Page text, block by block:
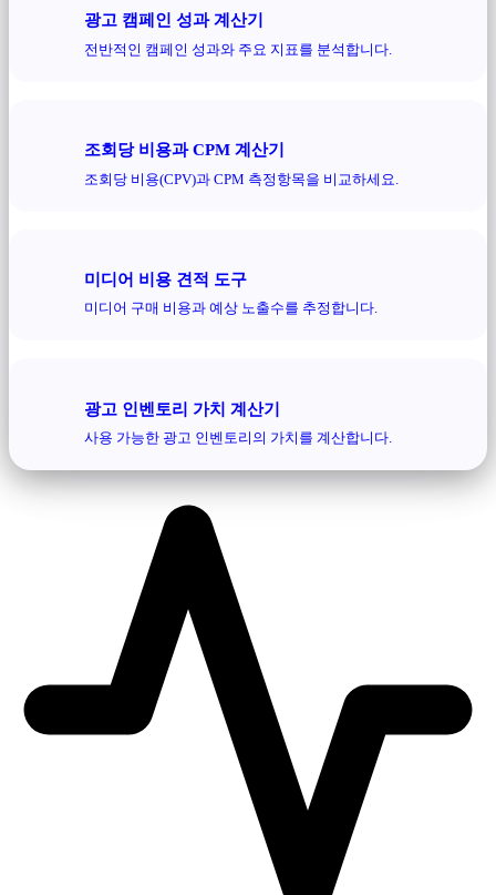
광고 캠페인 성과 계산기
전반적인 캠페인 성과와 주요 지표를 분석합니다.
조회당 비용과 CPM 계산기
조회당 비용(CPV)과 CPM 측정항목을 비교하세요.
미디어 비용 견적 도구
미디어 구매 비용과 예상 노출수를 추정합니다.
광고 인벤토리 가치 계산기
사용 가능한 광고 인벤토리의 가치를 계산합니다.